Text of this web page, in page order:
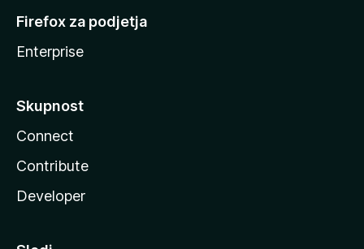
Firefox za podjetja
Enterprise
Skupnost
Connect
Contribute
Developer